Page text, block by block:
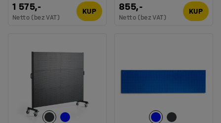
1 575,-
Netto (bez VAT)
KUP 855,-
Netto (bez VAT)
KUP